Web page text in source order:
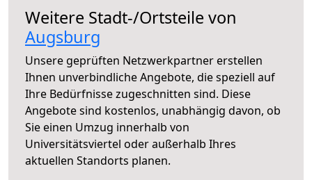
Weitere Stadt-/Ortsteile von
Augsburg
Unsere geprüften Netzwerkpartner erstellen
Ihnen unverbindliche Angebote, die speziell auf
Ihre Bedürfnisse zugeschnitten sind. Diese
Angebote sind kostenlos, unabhängig davon, ob
Sie einen Umzug innerhalb von
Universitätsviertel oder außerhalb Ihres
aktuellen Standorts planen.